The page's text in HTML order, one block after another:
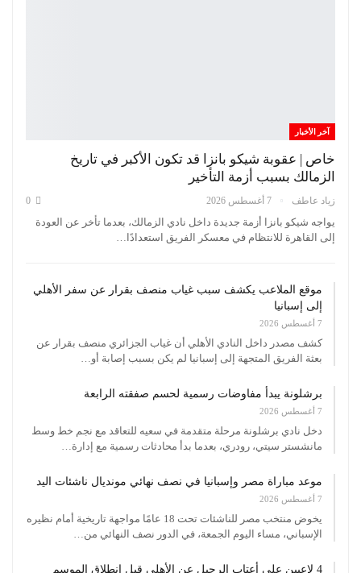
آخر الأخبار
خاص | عقوبة شيكو بانزا قد تكون الأكبر في تاريخ
الزمالك بسبب أزمة التأخير
زياد عاطف 7 أغسطس 2026
يواجه شيكو بانزا أزمة جديدة داخل نادي الزمالك، بعدما تأخر عن العودة
إلى القاهرة للانتظام في معسكر الفريق استعدادًا…
موقع الملاعب يكشف سبب غياب منصف بقرار عن سفر الأهلي
إلى إسبانيا
7 أغسطس 2026
كشف مصدر داخل النادي الأهلي أن غياب الجزائري منصف بقرار عن
بعثة الفريق المتجهة إلى إسبانيا لم يكن بسبب إصابة أو…
برشلونة يبدأ مفاوضات رسمية لحسم صفقته الرابعة
7 أغسطس 2026
دخل نادي برشلونة مرحلة متقدمة في سعيه للتعاقد مع نجم خط وسط
مانشستر سيتي، رودري، بعدما بدأ محادثات رسمية مع إدارة…
موعد مباراة مصر وإسبانيا في نصف نهائي مونديال ناشئات اليد
7 أغسطس 2026
يخوض منتخب مصر للناشئات تحت 18 عامًا مواجهة تاريخية أمام نظيره
الإسباني، مساء اليوم الجمعة، في الدور نصف النهائي من…
4 لاعبين على أعتاب الرحيل عن الأهلي قبل انطلاق الموسم